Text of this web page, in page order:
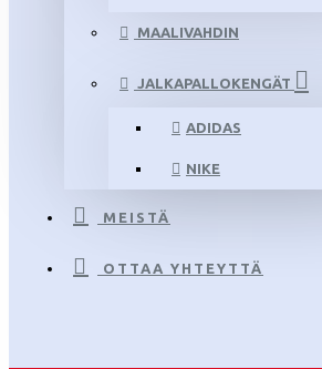
MAALIVAHDIN
JALKAPALLOKENGÄT
ADIDAS
NIKE
MEISTÄ
OTTAA YHTEYTTÄ